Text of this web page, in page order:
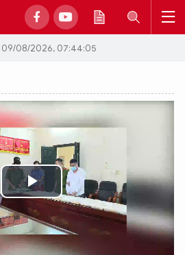
09/08/2026, 07:44:05
Play
Video